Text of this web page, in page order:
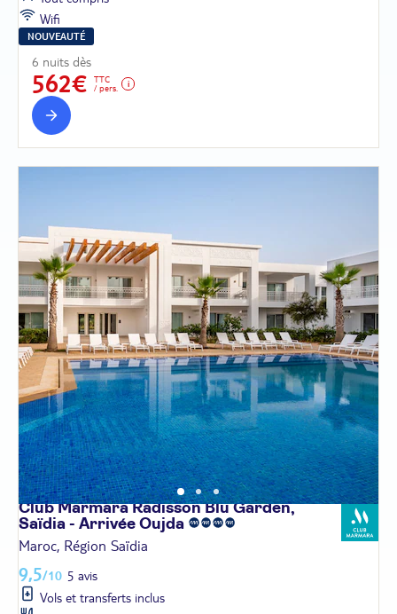
Wifi
NOUVEAUTÉ
6 nuits dès
562€
TTC
/ pers.
Club Marmara Radisson Blu Garden,
Saïdia - Arrivée Oujda
Maroc, Région Saïdia
9,5/10 5 avis
Vols et transferts inclus